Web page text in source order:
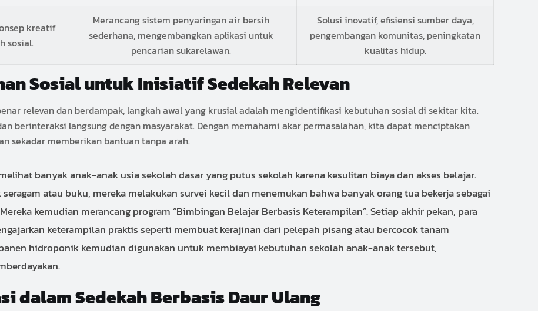
kreatif
sosial.
Merancang sistem penyaringan air bersih
sederhana, mengembangkan aplikasi untuk
pencarian sukarelawan.
Solusi inovatif, efisiensi sumber daya,
pengembangan komunitas, peningkatan
kualitas hidup.
Sosial untuk Inisiatif Sedekah Relevan
relevan dan berdampak, langkah awal yang krusial adalah mengidentifikasi kebutuhan sosial di sekitar kita.
berinteraksi langsung dengan masyarakat. Dengan memahami akar permasalahan, kita dapat menciptakan
sekadar memberikan bantuan tanpa arah.
banyak anak-anak usia sekolah dasar yang putus sekolah karena kesulitan biaya dan akses belajar.
atau buku, mereka melakukan survei kecil dan menemukan bahwa banyak orang tua bekerja sebagai
kemudian merancang program “Bimbingan Belajar Berbasis Keterampilan”. Setiap akhir pekan, para
keterampilan praktis seperti membuat kerajinan dari pelepah pisang atau bercocok tanam
hidroponik kemudian digunakan untuk membiayai kebutuhan sekolah anak-anak tersebut,
dalam Sedekah Berbasis Daur Ulang